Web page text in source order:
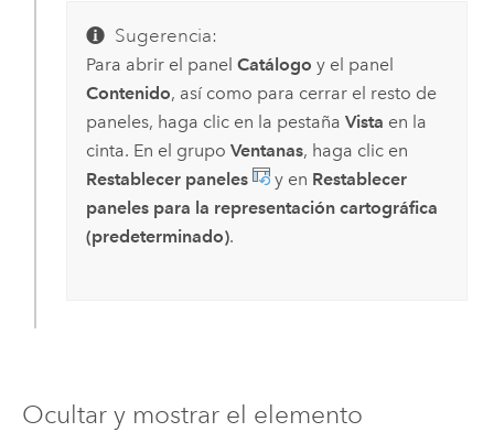
Sugerencia:
Para abrir el panel Catálogo y el panel
Contenido, así como para cerrar el resto de
paneles, haga clic en la pestaña Vista en la
cinta. En el grupo Ventanas, haga clic en
Restablecer paneles
y en Restablecer
paneles para la representación cartográfica
(predeterminado).
Ocultar y mostrar el elemento